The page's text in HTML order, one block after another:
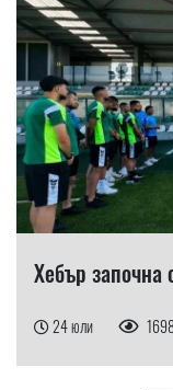
Хебър започна
24 юли